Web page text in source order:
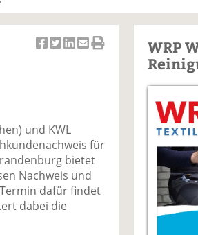
uf
F
ac
e
b
o
wi
tt
er
n
uf
Li
n
k
e
di
E
m
ai
l
ck
e
und KWL
für
bietet
Nachweis und
dafür findet
dabei die
WRP